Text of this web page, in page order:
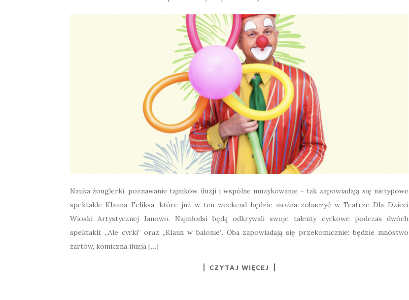
Nauka żonglerki, poznawanie tajników iluzji i wspólne muzykowanie – tak zapowiadają się nietypowe
spektakle Klauna Feliksa, które już w ten weekend będzie można zobaczyć w Teatrze Dla Dzieci
Wioski Artystycznej Janowo. Najmłodsi będą odkrywali swoje talenty cyrkowe podczas dwóch
spektakli: „Ale cyrki” oraz „Klaun w balonie”. Oba zapowiadają się przekomicznie: będzie mnóstwo
żartów, komiczna iluzja […]
CZYTAJ WIĘCEJ